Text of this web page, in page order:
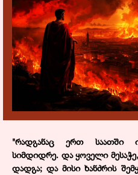
"რადგანაც ერთ საათში
სიმდიდრე. და ყოველი
დადგა; და მისი ხანძრის